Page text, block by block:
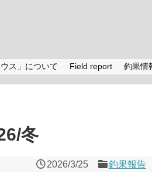
ウス」について Field report 釣果情
冬
2026/3/25 釣果報告